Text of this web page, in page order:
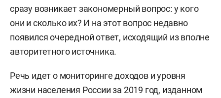
сразу возникает закономерный вопрос: у кого
они и сколько их? И на этот вопрос недавно
появился очередной ответ, исходящий из вполне
авторитетного источника.
Речь идет о мониторинге доходов и уровня
жизни населения России за 2019 год, изданном